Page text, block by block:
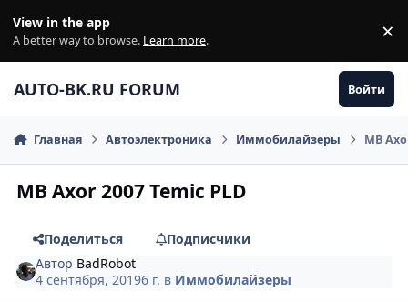
View in the app
A better way to browse. Learn more. ×
AUTO-BK.RU FORUM Войти
Главная Автоэлектроника Иммобилайзеры MB
MB Axor 2007 Temic PLD
Поделиться
Подписчики
Автор BadRobot
4 сентября, 20196 г. в Иммобилайзеры